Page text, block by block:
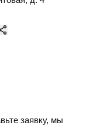
заявку, мы